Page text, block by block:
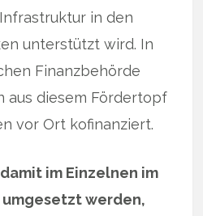
in den
unterstützt wird. In
Finanzbehörde
aus diesem Fördertopf
vor Ort kofinanziert.
im Einzelnen im
werden,